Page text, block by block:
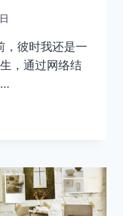
，彼时我还是一
，通过网络结
…